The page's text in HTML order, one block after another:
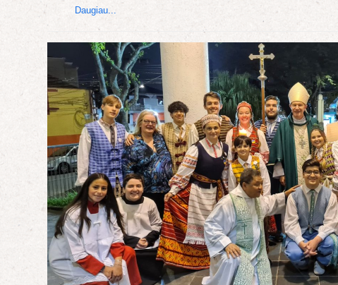
Daugiau...